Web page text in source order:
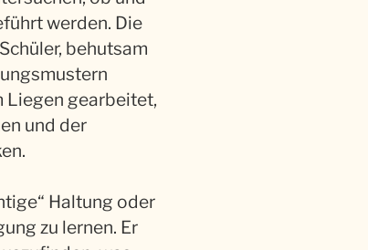
werden. Die
behutsam
Liegen gearbeitet,
und der
Haltung oder
zu lernen. Er